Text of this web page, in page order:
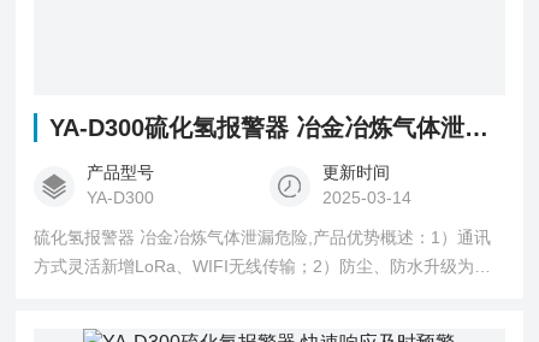
YA-D300硫化氢报警器 冶金冶炼气体泄漏危险
产品型号
YA-D300
更新时间
2025-03-14
硫化氢报警器 冶金冶炼气体泄漏危险,产品优势概述：1）通讯
方式灵活新增LoRa、WIFI无线传输；2）防尘、防水升级为